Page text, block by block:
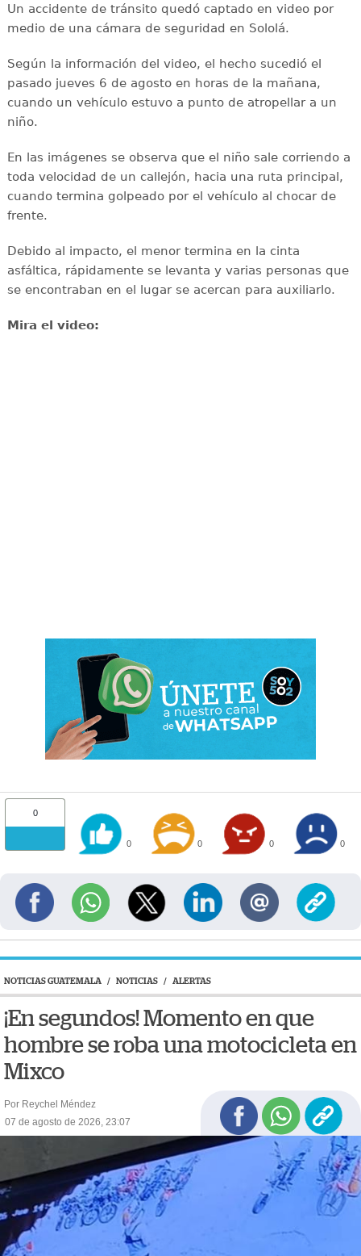
Un accidente de tránsito quedó captado en video por
medio de una cámara de seguridad en Sololá.
Según la información del video, el hecho sucedió el
pasado jueves 6 de agosto en horas de la mañana,
cuando un vehículo estuvo a punto de atropellar a un
niño.
En las imágenes se observa que el niño sale corriendo a
toda velocidad de un callejón, hacia una ruta principal,
cuando termina golpeado por el vehículo al chocar de
frente.
Debido al impacto, el menor termina en la cinta
asfáltica, rápidamente se levanta y varias personas que
se encontraban en el lugar se acercan para auxiliarlo.
Mira el video:
0
0 0 0 0
NOTICIAS GUATEMALA / NOTICIAS / ALERTAS
¡En segundos! Momento en que
hombre se roba una motocicleta en
Mixco
Por Reychel Méndez
07 de agosto de 2026, 23:07